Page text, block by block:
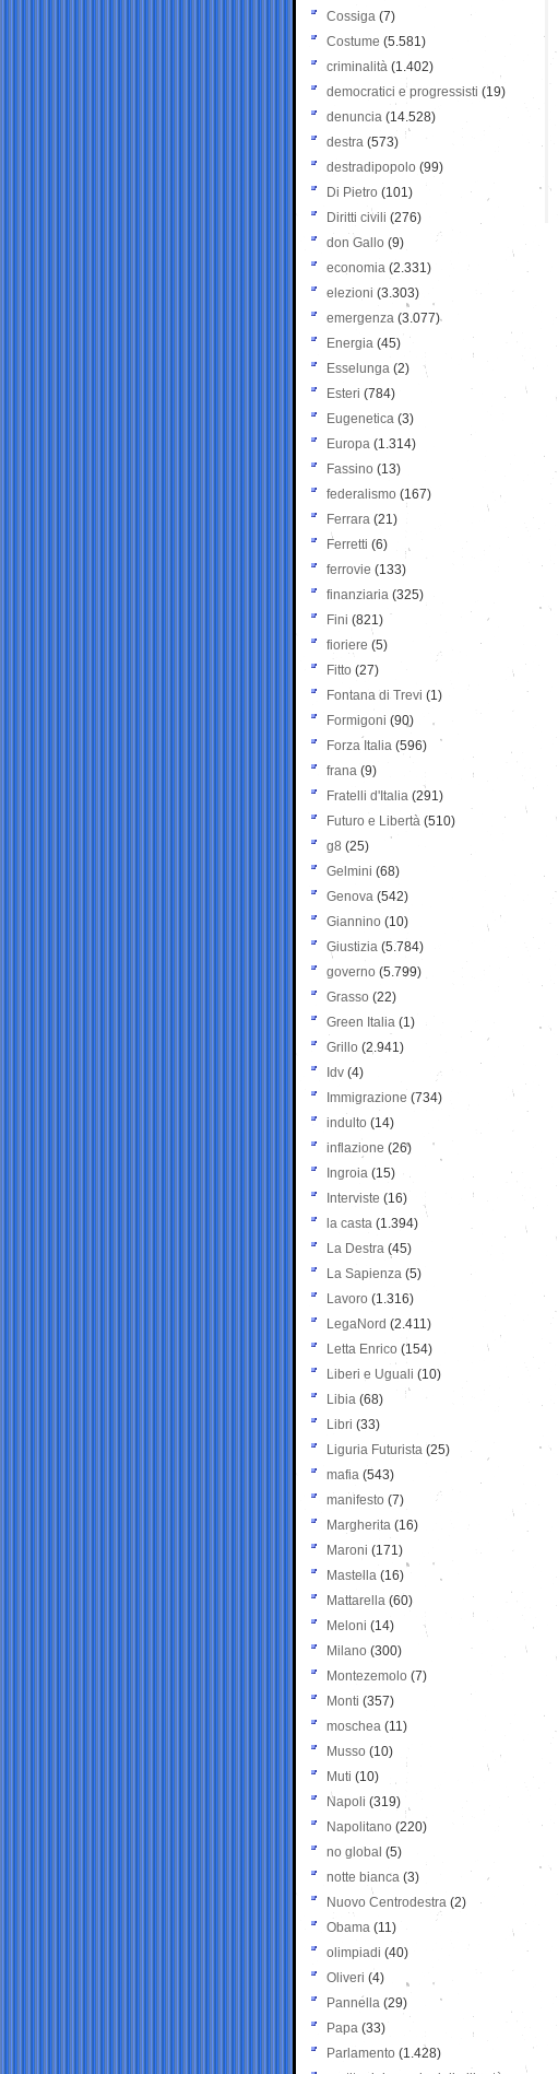
Cossiga (7)
Costume (5.581)
criminalità (1.402)
democratici e progressisti (19)
denuncia (14.528)
destra (573)
destradipopolo (99)
Di Pietro (101)
Diritti civili (276)
don Gallo (9)
economia (2.331)
elezioni (3.303)
emergenza (3.077)
Energia (45)
Esselunga (2)
Esteri (784)
Eugenetica (3)
Europa (1.314)
Fassino (13)
federalismo (167)
Ferrara (21)
Ferretti (6)
ferrovie (133)
finanziaria (325)
Fini (821)
fioriere (5)
Fitto (27)
Fontana di Trevi (1)
Formigoni (90)
Forza Italia (596)
frana (9)
Fratelli d'Italia (291)
Futuro e Libertà (510)
g8 (25)
Gelmini (68)
Genova (542)
Giannino (10)
Giustizia (5.784)
governo (5.799)
Grasso (22)
Green Italia (1)
Grillo (2.941)
Idv (4)
Immigrazione (734)
indulto (14)
inflazione (26)
Ingroia (15)
Interviste (16)
la casta (1.394)
La Destra (45)
La Sapienza (5)
Lavoro (1.316)
LegaNord (2.411)
Letta Enrico (154)
Liberi e Uguali (10)
Libia (68)
Libri (33)
Liguria Futurista (25)
mafia (543)
manifesto (7)
Margherita (16)
Maroni (171)
Mastella (16)
Mattarella (60)
Meloni (14)
Milano (300)
Montezemolo (7)
Monti (357)
moschea (11)
Musso (10)
Muti (10)
Napoli (319)
Napolitano (220)
no global (5)
notte bianca (3)
Nuovo Centrodestra (2)
Obama (11)
olimpiadi (40)
Oliveri (4)
Pannella (29)
Papa (33)
Parlamento (1.428)